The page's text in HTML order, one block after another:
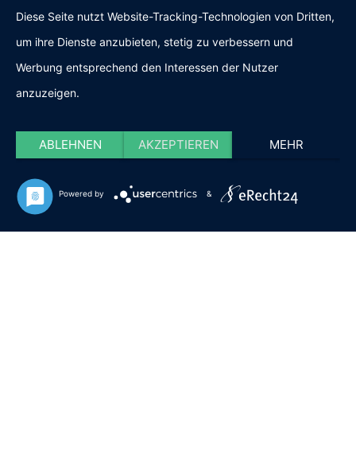
Diese Seite nutzt Website-Tracking-Technologien von Dritten,
um ihre Dienste anzubieten, stetig zu verbessern und
Werbung entsprechend den Interessen der Nutzer
anzuzeigen.
ABLEHNEN AKZEPTIEREN MEHR
Powered by &